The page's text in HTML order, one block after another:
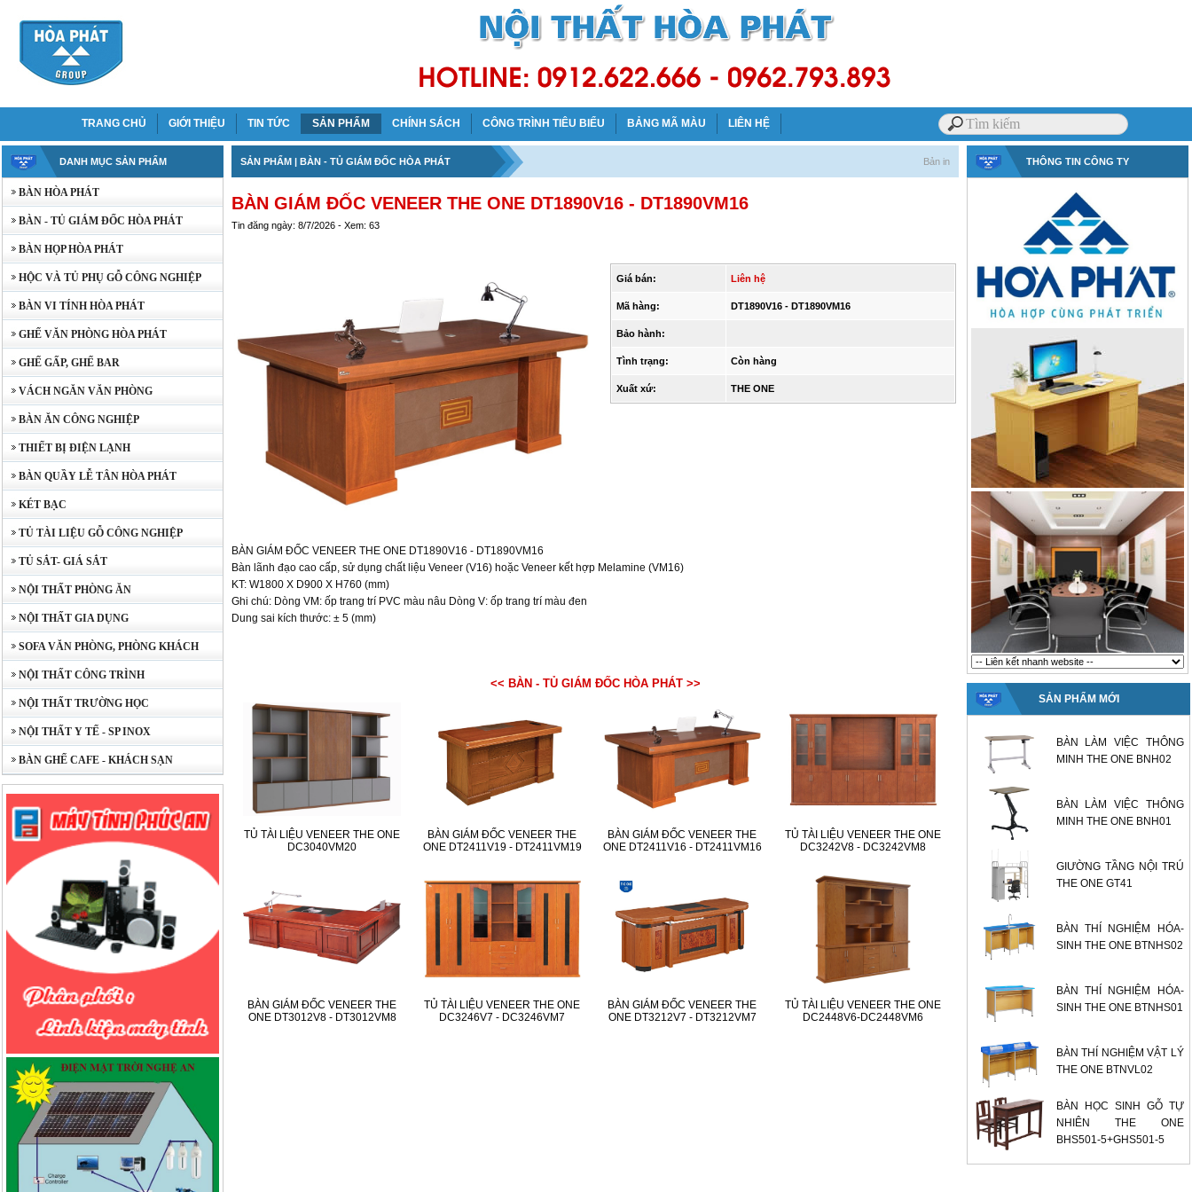
TRANG CHỦ GIỚI THIỆU TIN TỨC SẢN PHẨM CHÍNH SÁCH CÔNG TRÌNH TIÊU BIỂU BẢNG MÃ MÀU LIÊN HỆ
DANH MỤC SẢN PHẨM
BÀN HÒA PHÁT
BÀN - TỦ GIÁM ĐỐC HÒA PHÁT
BÀN HỌP HÒA PHÁT
HỘC VÀ TỦ PHỤ GỖ CÔNG NGHIỆP
BÀN VI TÍNH HÒA PHÁT
GHẾ VĂN PHÒNG HÒA PHÁT
GHẾ GẤP, GHẾ BAR
VÁCH NGĂN VĂN PHÒNG
BÀN ĂN CÔNG NGHIỆP
THIẾT BỊ ĐIỆN LẠNH
BÀN QUẦY LỄ TÂN HÒA PHÁT
KÉT BẠC
TỦ TÀI LIỆU GỖ CÔNG NGHIỆP
TỦ SẮT- GIÁ SẮT
NỘI THẤT PHÒNG ĂN
NỘI THẤT GIA DỤNG
SOFA VĂN PHÒNG, PHÒNG KHÁCH
NỘI THẤT CÔNG TRÌNH
NỘI THẤT TRƯỜNG HỌC
NỘI THẤT Y TẾ - SP INOX
BÀN GHẾ CAFE - KHÁCH SẠN
SẢN PHẨM | BÀN - TỦ GIÁM ĐỐC HÒA PHÁT Bản in
BÀN GIÁM ĐỐC VENEER THE ONE DT1890V16 - DT1890VM16
Tin đăng ngày: 8/7/2026 - Xem: 63
Giá bán: Liên hệ
Mã hàng: DT1890V16 - DT1890VM16
Bảo hành:
Tình trạng: Còn hàng
Xuất xứ: THE ONE
BÀN GIÁM ĐỐC VENEER THE ONE DT1890V16 - DT1890VM16
Bàn lãnh đạo cao cấp, sử dụng chất liệu Veneer (V16) hoặc Veneer kết hợp Melamine (VM16)
KT: W1800 X D900 X H760 (mm)
Ghi chú: Dòng VM: ốp trang trí PVC màu nâu Dòng V: ốp trang trí màu đen
Dung sai kích thước: ± 5 (mm)
<< BÀN - TỦ GIÁM ĐỐC HÒA PHÁT >>
TỦ TÀI LIỆU VENEER THE ONE
DC3040VM20
BÀN GIÁM ĐỐC VENEER THE
ONE DT2411V19 - DT2411VM19
BÀN GIÁM ĐỐC VENEER THE
ONE DT2411V16 - DT2411VM16
TỦ TÀI LIỆU VENEER THE ONE
DC3242V8 - DC3242VM8
BÀN GIÁM ĐỐC VENEER THE
ONE DT3012V8 - DT3012VM8
TỦ TÀI LIỆU VENEER THE ONE
DC3246V7 - DC3246VM7
BÀN GIÁM ĐỐC VENEER THE
ONE DT3212V7 - DT3212VM7
TỦ TÀI LIỆU VENEER THE ONE
DC2448V6-DC2448VM6
THÔNG TIN CÔNG TY
SẢN PHẨM MỚI
BÀN LÀM VIỆC THÔNG
MINH THE ONE BNH02
BÀN LÀM VIỆC THÔNG
MINH THE ONE BNH01
GIƯỜNG TẦNG NỘI TRÚ
THE ONE GT41
BÀN THÍ NGHIỆM HÓA-
SINH THE ONE BTNHS02
BÀN THÍ NGHIỆM HÓA-
SINH THE ONE BTNHS01
BÀN THÍ NGHIỆM VẬT LÝ
THE ONE BTNVL02
BÀN HỌC SINH GỖ TỰ
NHIÊN THE ONE
BHS501-5+GHS501-5